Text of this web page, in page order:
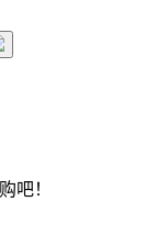
吧！